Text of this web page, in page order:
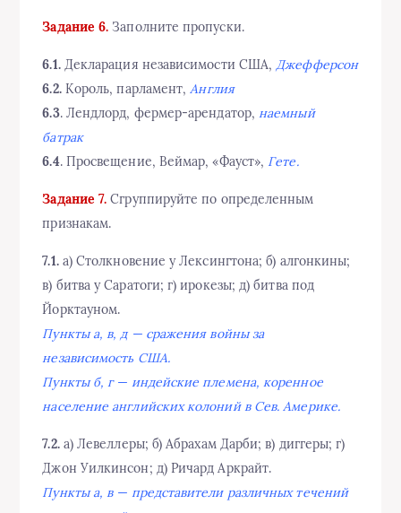
Задание 6. Заполните пропуски.
6.1.Декларация независимости США,Джефферсон
6.2.Король, парламент, Англия
6.3. Лендлорд, фермер-арендатор,наемный
батрак
6.4. Просвещение, Веймар, «Фауст», Гете.
Задание 7. Сгруппируйте по определенным
признакам.
7.1.а) Столкновение у Лексингтона; б) алгонкины;
в) битва у Саратоги; г) ирокезы; д) битва под
Йорктауном.
Пункты а, в, д — сражения войны за
независимость США.
Пункты б, г — индейские племена, коренное
население английских колоний в Сев. Америке.
7.2.а) Левеллеры; б) Абрахам Дарби; в) диггеры; г)
Джон Уилкинсон; д) Ричард Аркрайт.
Пункты а, в — представители различных течений